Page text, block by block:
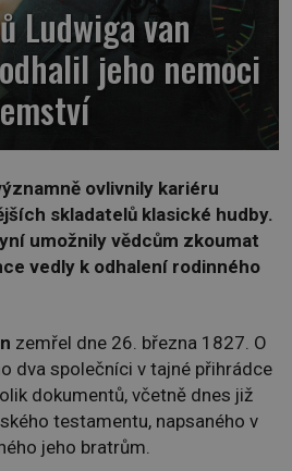
Ludwiga van
jeho nemoci
ovlivnily kariéru
skladatelů klasické hudby.
umožnily vědcům zkoumat
vedly k odhalení rodinného
zemřel dne 26. března 1827. O
dva společníci v tajné přihrádce
dokumentů, včetně dnes již
testamentu, napsaného v
jeho bratrům.